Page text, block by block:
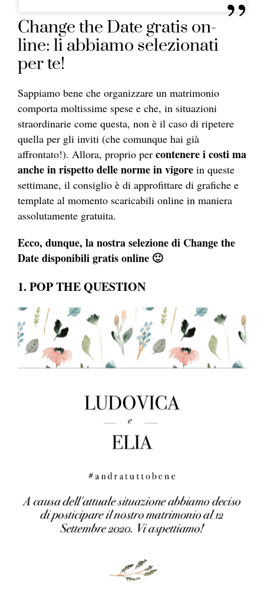
Change the Date gratis on-
line: li abbiamo selezionati
per te!
Sappiamo bene che organizzare un matrimonio
comporta moltissime spese e che, in situazioni
straordinarie come questa, non è il caso di ripetere
quella per gli inviti (che comunque hai già
affrontato!). Allora, proprio per contenere i costi ma
anche in rispetto delle norme in vigore in queste
settimane, il consiglio è di approfittare di grafiche e
template al momento scaricabili online in maniera
assolutamente gratuita.
Ecco, dunque, la nostra selezione di Change the
Date disponibili gratis online 🙂
1. POP THE QUESTION